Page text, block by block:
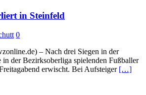
in Steinfeld
0
– Nach drei Siegen in der
in der Bezirksoberliga spielenden Fußballer
erwischt. Bei Aufsteiger […]